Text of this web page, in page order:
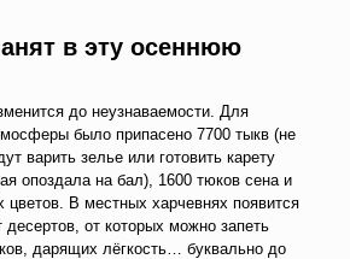
в эту осеннюю
до неузнаваемости. Для
было припасено 7700 тыкв (не
варить зелье или готовить карету
опоздала на бал), 1600 тюков сена и
цветов. В местных харчевнях появится
от которых можно запеть
дарящих лёгкость… буквально до